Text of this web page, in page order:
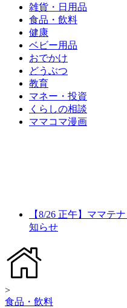
雑貨・日用品
食品・飲料
健康
ベビー用品
おでかけ
どうぶつ
教育
マネー・投資
くらしの相談
ママコマ漫画
【8/26 正午】ママテ
知らせ
>
食品・飲料